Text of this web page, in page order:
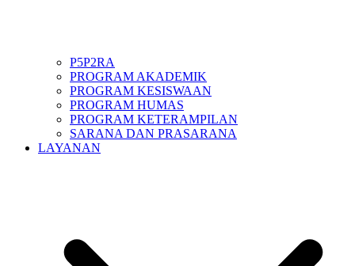
P5P2RA
PROGRAM AKADEMIK
PROGRAM KESISWAAN
PROGRAM HUMAS
PROGRAM KETERAMPILAN
SARANA DAN PRASARANA
LAYANAN